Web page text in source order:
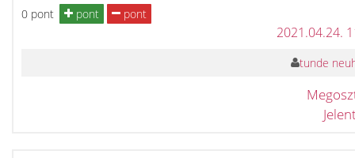
0 pont pont pont
2021.04.24.
tunde